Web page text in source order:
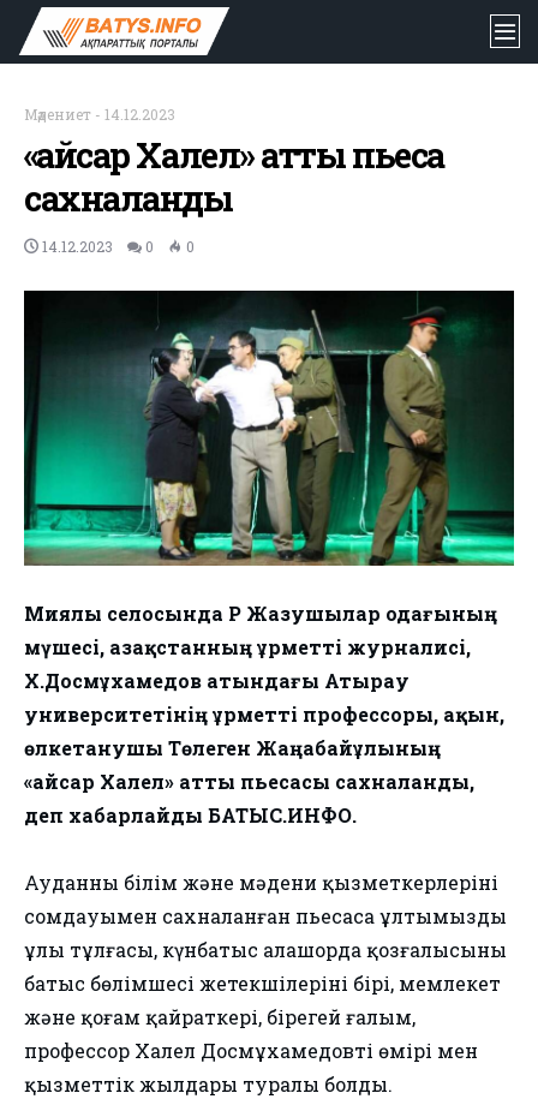
Мәдениет - 14.12.2023
«Қайсар Халел» атты пьеса
сахналанды
14.12.2023 0 0
Миялы селосында ҚР Жазушылар одағының
мүшесі, Қазақстанның Құрметті журналисі,
Х.Досмұхамедов атындағы Атырау
университетінің Құрметті профессоры, ақын,
өлкетанушы Төлеген Жаңабайұлының
«Қайсар Халел» атты пьесасы сахналанды,
деп хабарлайды БАТЫС.ИНФО.
Ауданның білім және мәдени қызметкерлерінің
сомдауымен сахналанған пьесаса ұлтымыздың
ұлы тұлғасы, күнбатыс алашорда қозғалысының
батыс бөлімшесі жетекшілерінің бірі, мемлекет
және қоғам қайраткері, бірегей ғалым,
профессор Халел Досмұхамедовтің өмірі мен
қызметтік жылдары туралы болды.